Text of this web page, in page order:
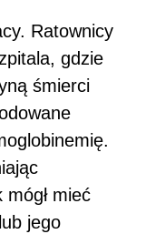
Ratownicy
gdzie
śmierci
mieć
jego